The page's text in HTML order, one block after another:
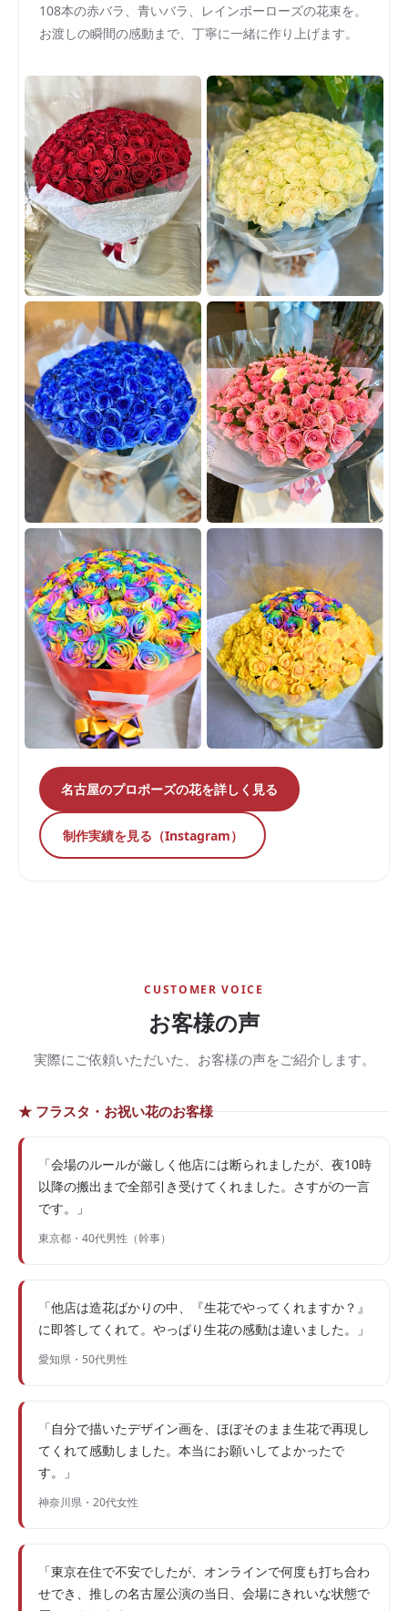
108本の赤バラ、青いバラ、レインボーローズの花束を。
お渡しの瞬間の感動まで、丁寧に一緒に作り上げます。
名古屋のプロポーズの花を詳しく見る
制作実績を見る（Instagram）
CUSTOMER VOICE
お客様の声
実際にご依頼いただいた、お客様の声をご紹介します。
★ フラスタ・お祝い花のお客様
「会場のルールが厳しく他店には断られましたが、夜10時
以降の搬出まで全部引き受けてくれました。さすがの一言
です。」
東京都・40代男性（幹事）
「他店は造花ばかりの中、『生花でやってくれますか？』
に即答してくれて。やっぱり生花の感動は違いました。」
愛知県・50代男性
「自分で描いたデザイン画を、ほぼそのまま生花で再現し
てくれて感動しました。本当にお願いしてよかったで
す。」
神奈川県・20代女性
「東京在住で不安でしたが、オンラインで何度も打ち合わ
せでき、推しの名古屋公演の当日、会場にきれいな状態で